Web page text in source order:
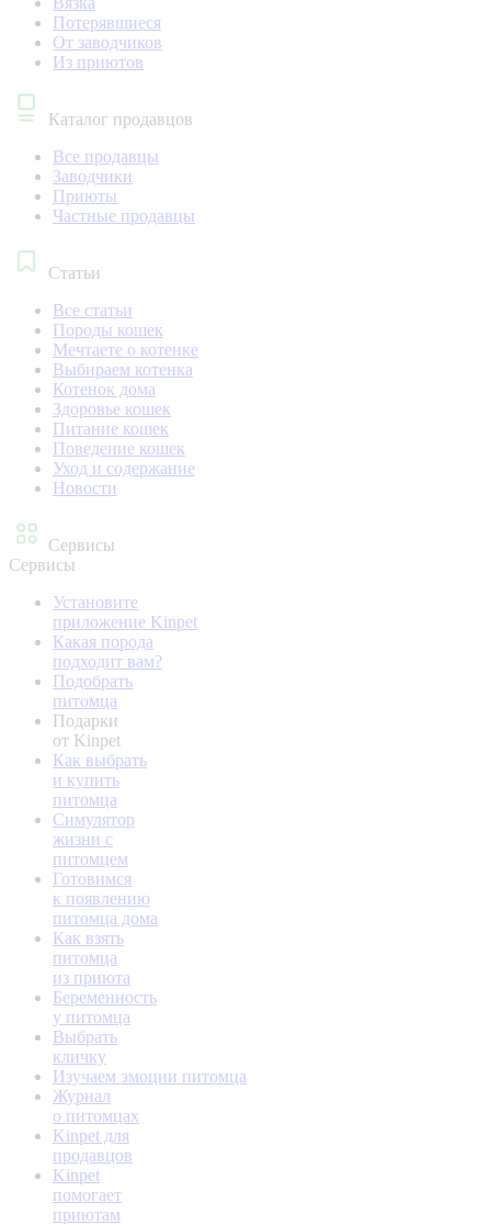
Потерявшиеся
От заводчиков
Из приютов
Каталог продавцов
Все продавцы
Заводчики
Приюты
Частные продавцы
Статьи
Все статьи
Породы кошек
Мечтаете о котенке
Выбираем котенка
Котенок дома
Здоровье кошек
Питание кошек
Поведение кошек
Уход и содержание
Новости
Сервисы
Сервисы
Установите
приложение Kinpet
Какая порода
подходит вам?
Подобрать
питомца
Подарки
от Kinpet
Как выбрать
и купить
питомца
Симулятор
жизни с
питомцем
Готовимся
к появлению
питомца дома
Как взять
питомца
из приюта
Беременность
у питомца
Выбрать
кличку
Изучаем эмоции питомца
Журнал
о питомцах
Kinpet для
продавцов
Kinpet
помогает
приютам